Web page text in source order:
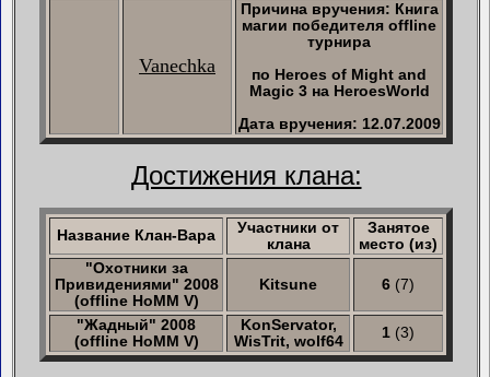
Vanechka
Причина вручения: Книга
магии победителя offline
турнира
по Heroes of Might and
Magic 3 на HeroesWorld
Дата вручения: 12.07.2009
Достижения клана:
Название Клан-Вара
Участники от
клана
Занятое
место (из)
"Охотники за
Привидениями" 2008
(offline HoMM V)
Kitsune 6 (7)
"Жадный" 2008
(offline HoMM V)
KonServator,
WisTrit, wolf64
1 (3)